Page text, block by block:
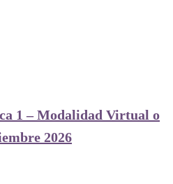
1 – Modalidad Virtual o
2026